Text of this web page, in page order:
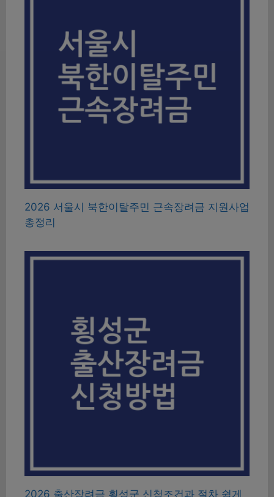
2026 서울시 북한이탈주민 근속장려금 지원사업
총정리
2026 출산장려금 횡성군 신청조건과 절차 쉽게